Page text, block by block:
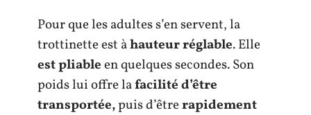
Pour que les adultes s’en servent, la
trottinette est àhauteur réglable. Elle
est pliableen quelques secondes. Son
poids lui offre lafacilité d’être
transportée,puis d’êtrerapidement